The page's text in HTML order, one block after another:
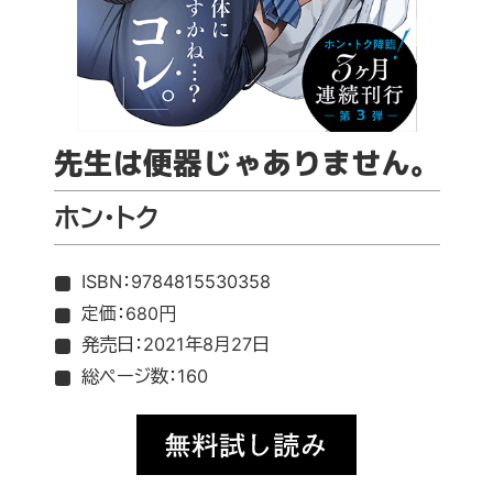
先生は便器じゃありません。
ホン･トク
ISBN： 9784815530358
定価：680円
発売日：2021年8月27日
総ページ数：160